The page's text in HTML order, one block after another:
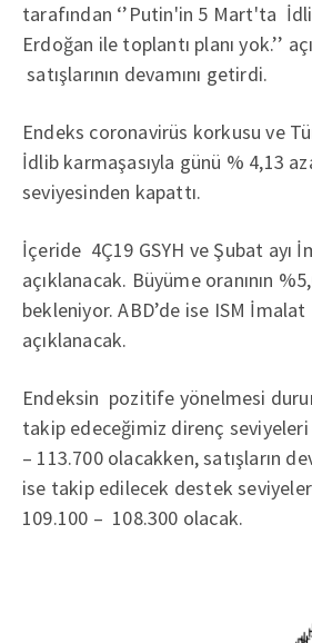
tarafından ‘’Putin'in 5 Mart'ta
Erdoğan ile toplantı planı yok.’’
satışlarının devamını getirdi.
Endeks coronavirüs korkusu ve
İdlib karmaşasıyla günü % 4,13
seviyesinden kapattı.
İçeride 4Ç19 GSYH ve Şubat ayı
açıklanacak. Büyüme oranının
bekleniyor. ABD’de ise ISM
açıklanacak.
Endeksin pozitife yönelmesi
takip edeceğimiz direnç seviyeleri
– 113.700 olacakken, satışların
ise takip edilecek destek
109.100 – 108.300 olacak.